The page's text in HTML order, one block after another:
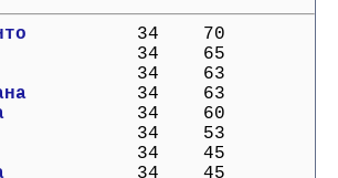
(отбор)
  34    70
  34    65
  34    63
  34    63
  34    60
  34    53
  34    45
  34    45